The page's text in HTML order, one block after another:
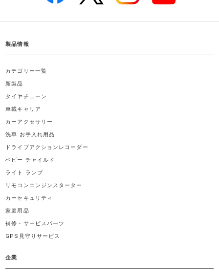
製品情報
カテゴリー一覧
新製品
タイヤチェーン
車載キャリア
カーアクセサリー
洗車 お手入れ用品
ドライブアクションレコーダー
ベビー チャイルド
ライト ランプ
リモコンエンジンスターター
カーセキュリティ
家庭用品
補修・サービスパーツ
GPS見守りサービス
企業